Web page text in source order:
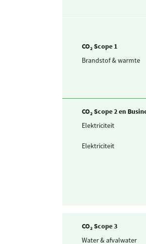
CO₂ Scope 1
Brandstof & warmte
CO₂ Scope 2 en
Elektriciteit
Elektriciteit
CO₂ Scope 3
Water & afvalwater